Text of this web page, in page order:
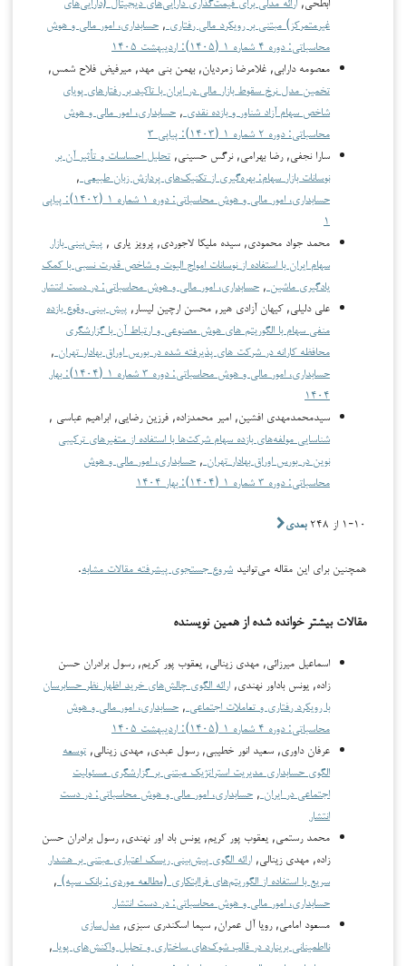
غیرمتمرکز) مبتنی بر رویکرد مالی رفتاری , حسابداری، امور مالی و هوش
محاسباتی: دوره ۴ شماره ۱ (۱۴۰۵): اردیبهشت ۱۴۰۵
معصومه دارابی, غلامرضا زمردیان, بهمن بنی مهد, میرفیض فلاح شمس,
تخمین مدل نرخ سقوط بازار مالی در ایران با تاکید بر رفتارهای پویای
شاخص سهام آزاد شناور و بازده نقدی , حسابداری، امور مالی و هوش
محاسباتی: دوره ۲ شماره ۱ (۱۴۰۳): پیاپی ۳
سارا نجفی, رضا بهرامی, نرگس حسینی, تحلیل احساسات و تأثیر آن بر
نوسانات بازار سهام: بهره‌گیری از تکنیک‌های پردازش زبان طبیعی ,
حسابداری، امور مالی و هوش محاسباتی: دوره ۱ شماره ۱ (۱۴۰۲): پیاپی
۱
محمد جواد محمودی, سیده ملیکا لاجوردی, پرویز یاری , پیش‌بینی بازار
سهام ایران با استفاده از نوسانات امواج الیوت و شاخص قدرت نسبی با کمک
یادگیری ماشین , حسابداری، امور مالی و هوش محاسباتی: در دست انتشار
علی دلیلی, کیهان آزادی هیر, محسن ارچین لیسار, پیش بینی وقوع بازده
منفی سهام با الگوریتم های هوش مصنوعی و ارتباط آن با گزارشگری
محافظه کارانه در شرکت های پذیرفته شده در بورس اوراق بهادار تهران ,
حسابداری، امور مالی و هوش محاسباتی: دوره ۳ شماره ۱ (۱۴۰۴): بهار
۱۴۰۴
سیدمحمدمهدی افشین, امیر محمدزاده, فرزین رضایی, ابراهیم عباسی ,
شناسایی مولفه‌های بازده سهام شرکت‌ها با استفاده از متغیر‌های ترکیبی
نوین در بورس اوراق بهادار تهران , حسابداری، امور مالی و هوش
محاسباتی: دوره ۳ شماره ۱ (۱۴۰۴): بهار ۱۴۰۴
۱-۱۰ از ۲۴۸ بعدی
همچنین برای این مقاله می‌توانید شروع جستجوی پیشرفته مقالات مشابه.
مقالات بیشتر خوانده شده از همین نویسنده
اسماعیل میرزائی, مهدی زینالی, یعقوب پور کریم, رسول برادران حسن
زاده, یونس باداور نهندی, ارائه الگوی چالش‌های خرید اظهار نظر حسابرسان
با رویکرد رفتاری و تعاملات اجتماعی , حسابداری، امور مالی و هوش
محاسباتی: دوره ۴ شماره ۱ (۱۴۰۵): اردیبهشت ۱۴۰۵
عرفان داوری, سعید انور خطیبی, رسول عبدی, مهدی زینالی, توسعه
الگوی حسابداری مدیریت استراتژیک مبتنی بر گزارشگری مسئولیت
اجتماعی در ایران , حسابداری، امور مالی و هوش محاسباتی: در دست
انتشار
محمد رستمی, یعقوب پور کریم, یونس باد اور نهندی, رسول برادران حسن
زاده, مهدی زینالی, ارائه الگوی پیش‌بینی ریسک اعتباری مبتنی بر هشدار
سریع با استفاده از الگوریتم‌های فراابتکاری (مطالعه موردی: بانک سپه) ,
حسابداری، امور مالی و هوش محاسباتی: در دست انتشار
مسعود امامی, رویا آل عمران, سیما اسکندری سبزی, مدل‌سازی
نااطمینانی برینارد در قالب شوک‌های ساختاری و تحلیل واکنش‌های پویا ,